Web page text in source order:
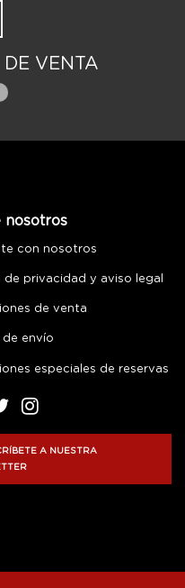
DE VENTA
nosotros
con nosotros
de privacidad y aviso legal
de venta
de envío
especiales de reservas
A NUESTRA